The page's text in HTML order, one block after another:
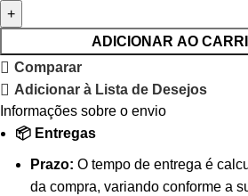
ADICIONAR AO
Comparar
Adicionar à Lista de Desejos
Informações sobre o envio
📦 Entregas
Prazo: O tempo de entrega é
da compra, variando conforme a